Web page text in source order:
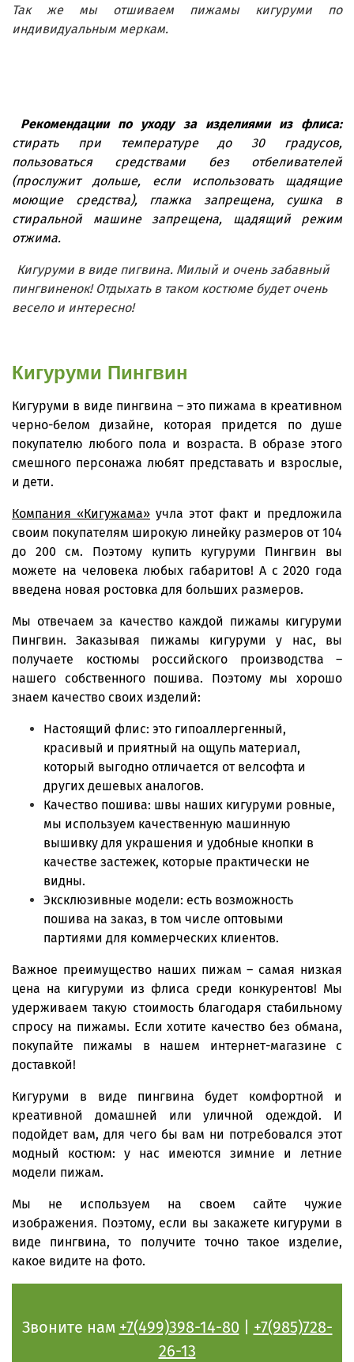
Так же мы отшиваем пижамы кигуруми по
индивидуальным меркам.
Рекомендации по уходу за изделиями из флиса:
стирать при температуре до 30 градусов,
пользоваться средствами без отбеливателей
(прослужит дольше, если использовать щадящие
моющие средства), глажка запрещена, сушка в
стиральной машине запрещена, щадящий режим
отжима.
Кигуруми в виде пигвина. Милый и очень забавный
пингвиненок! Отдыхать в таком костюме будет очень
весело и интересно!
Кигуруми Пингвин
Кигуруми в виде пингвина – это пижама в креативном
черно-белом дизайне, которая придется по душе
покупателю любого пола и возраста. В образе этого
смешного персонажа любят представать и взрослые,
и дети.
Компания «Кигужама» учла этот факт и предложила
своим покупателям широкую линейку размеров от 104
до 200 см. Поэтому купить кугуруми Пингвин вы
можете на человека любых габаритов! А с 2020 года
введена новая ростовка для больших размеров.
Мы отвечаем за качество каждой пижамы кигуруми
Пингвин. Заказывая пижамы кигуруми у нас, вы
получаете костюмы российского производства –
нашего собственного пошива. Поэтому мы хорошо
знаем качество своих изделий:
Настоящий флис: это гипоаллергенный,
красивый и приятный на ощупь материал,
который выгодно отличается от велсофта и
других дешевых аналогов.
Качество пошива: швы наших кигуруми ровные,
мы используем качественную машинную
вышивку для украшения и удобные кнопки в
качестве застежек, которые практически не
видны.
Эксклюзивные модели: есть возможность
пошива на заказ, в том числе оптовыми
партиями для коммерческих клиентов.
Важное преимущество наших пижам – самая низкая
цена на кигуруми из флиса среди конкурентов! Мы
удерживаем такую стоимость благодаря стабильному
спросу на пижамы. Если хотите качество без обмана,
покупайте пижамы в нашем интернет-магазине с
доставкой!
Кигуруми в виде пингвина будет комфортной и
креативной домашней или уличной одеждой. И
подойдет вам, для чего бы вам ни потребовался этот
модный костюм: у нас имеются зимние и летние
модели пижам.
Мы не используем на своем сайте чужие
изображения. Поэтому, если вы закажете кигуруми в
виде пингвина, то получите точно такое изделие,
какое видите на фото.
Звоните нам +7(499)398-14-80
+7(985)728-
26-13